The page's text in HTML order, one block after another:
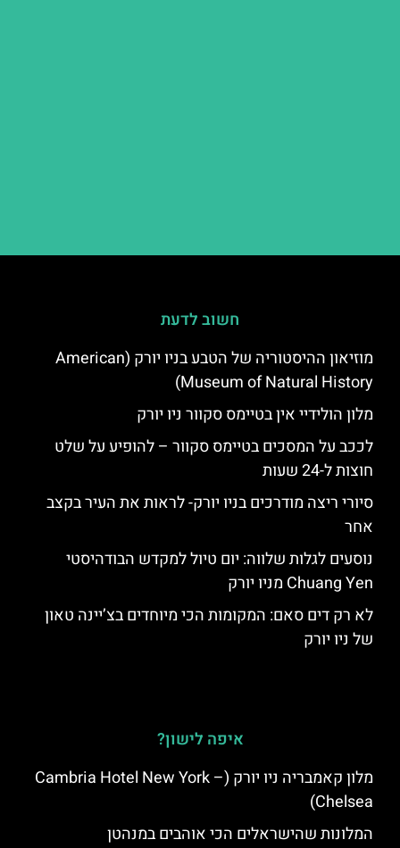
חשוב לדעת
מוזיאון ההיסטוריה של הטבע בניו יורק (American
Museum of Natural History)
מלון הולידיי אין בטיימס סקוור ניו יורק
לככב על המסכים בטיימס סקוור – להופיע על שלט
חוצות ל-24 שעות
סיורי ריצה מודרכים בניו יורק- לראות את העיר בקצב
אחר
נוסעים לגלות שלווה: יום טיול למקדש הבודהיסטי
Chuang Yen מניו יורק
לא רק דים סאם: המקומות הכי מיוחדים בצ’יינה טאון
של ניו יורק
איפה לישון?
מלון קאמבריה ניו יורק (Cambria Hotel New York –
Chelsea)
המלונות שהישראלים הכי אוהבים במנהטן